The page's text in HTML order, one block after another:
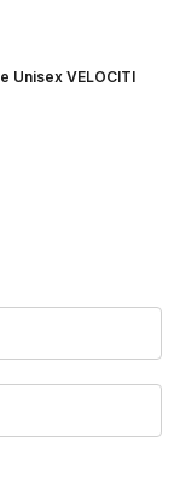
Unisex VELOCITI